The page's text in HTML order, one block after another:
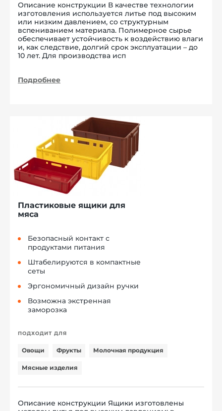
Описание конструкции В качестве технологии
изготовления используется литье под высоким
или низким давлением, со структурным
вспениванием материала. Полимерное сырье
обеспечивает устойчивость к воздействию влаги
и, как следствие, долгий срок эксплуатации – до
10 лет. Для производства исп
Подробнее
Пластиковые ящики для
мяса
Безопасный контакт с
продуктами питания
Штабелируются в компактные
сеты
Эргономичный дизайн ручки
Возможна экстренная
заморозка
ПОДХОДИТ ДЛЯ
Овощи Фрукты Молочная продукция
Мясные изделия
Описание конструкции Ящики изготовлены